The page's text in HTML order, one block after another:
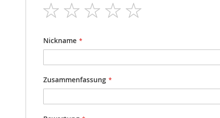
1
star
2
stars
3
stars
4
stars
Nickname
Zusammenfassung